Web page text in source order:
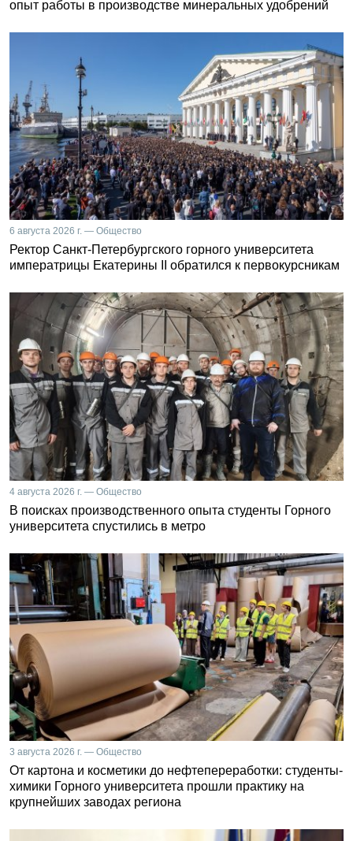
опыт работы в производстве минеральных удобрений
6 августа 2026 г. — Общество
Ректор Санкт-Петербургского горного университета
императрицы Екатерины II обратился к первокурсникам
4 августа 2026 г. — Общество
В поисках производственного опыта студенты Горного
университета спустились в метро
3 августа 2026 г. — Общество
От картона и косметики до нефтепереработки: студенты-
химики Горного университета прошли практику на
крупнейших заводах региона